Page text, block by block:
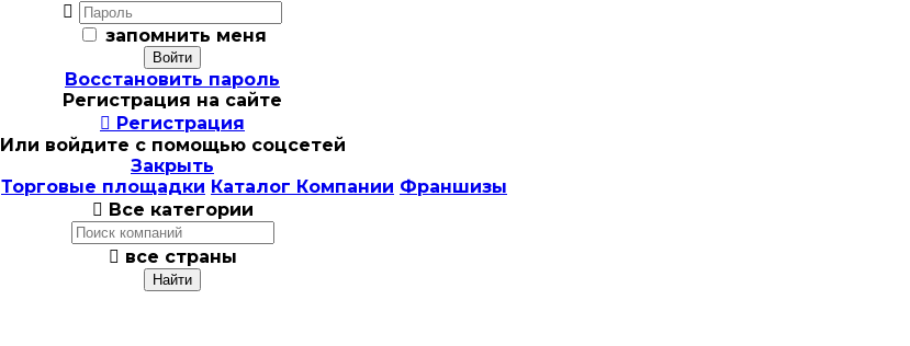

запомнить меня
Восстановить пароль
Регистрация на сайте
 Регистрация
Или войдите с помощью соцсетей
Закрыть
Торговые площадки Каталог Компании Франшизы
 Все категории
 все страны